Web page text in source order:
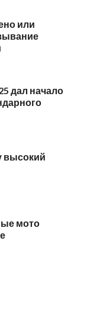
или
дал начало
высокий
мото